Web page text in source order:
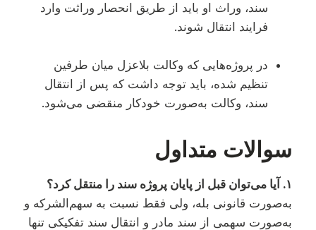
سند، وراث او باید از طریق انحصار وراثت وارد
فرایند انتقال شوند.
در پروژه‌هایی که وکالت بلاعزل میان طرفین
تنظیم شده، باید توجه داشت که پس از انتقال
سند، وکالت به‌صورت خودکار منقضی می‌شود.
سوالات متداول
۱. آیا می‌توان قبل از پایان پروژه سند را منتقل کرد؟
به‌صورت قانونی بله، ولی فقط نسبت به سهم‌الشرکه و
به‌صورت سهمی از سند مادر و انتقال سند تفکیکی تنها